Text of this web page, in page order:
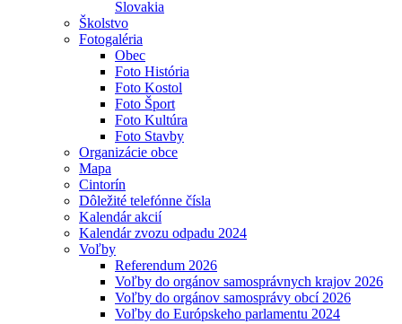
Slovakia
Školstvo
Fotogaléria
Obec
Foto História
Foto Kostol
Foto Šport
Foto Kultúra
Foto Stavby
Organizácie obce
Mapa
Cintorín
Dôležité telefónne čísla
Kalendár akcií
Kalendár zvozu odpadu 2024
Voľby
Referendum 2026
Voľby do orgánov samosprávnych krajov 2026
Voľby do orgánov samosprávy obcí 2026
Voľby do Európskeho parlamentu 2024